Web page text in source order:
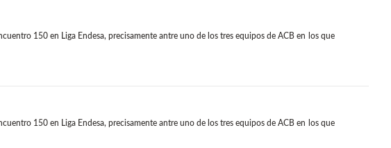
150 en Liga Endesa, precisamente antre uno de los tres equipos de ACB en los que
150 en Liga Endesa, precisamente antre uno de los tres equipos de ACB en los que